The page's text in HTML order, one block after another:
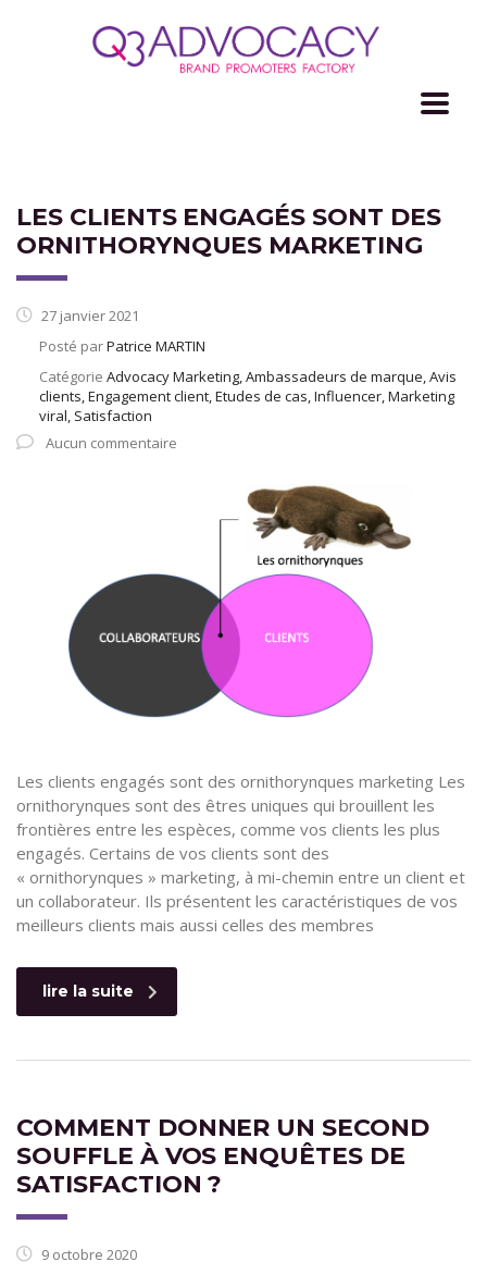
LES CLIENTS ENGAGÉS SONT DES
ORNITHORYNQUES MARKETING
27 janvier 2021
Posté parPatrice MARTIN
Catégorie Advocacy Marketing, Ambassadeurs de marque, Avis
clients, Engagement client, Etudes de cas, Influencer, Marketing
viral, Satisfaction
Aucun commentaire
Les clients engagés sont des ornithorynques marketing Les
ornithorynques sont des êtres uniques qui brouillent les
frontières entre les espèces, comme vos clients les plus
engagés. Certains de vos clients sont des
« ornithorynques » marketing, à mi-chemin entre un client et
un collaborateur. Ils présentent les caractéristiques de vos
meilleurs clients mais aussi celles des membres
lire la suite
COMMENT DONNER UN SECOND
SOUFFLE À VOS ENQUÊTES DE
SATISFACTION ?
9 octobre 2020